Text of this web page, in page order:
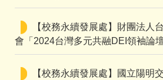
【校務永續發展處】財團法人
會「2024台灣多元共融DEI領袖論壇
【校務永續發展處】國立陽明